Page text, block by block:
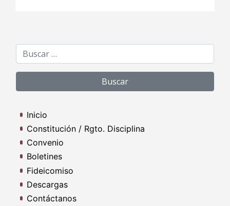
Buscar:
Inicio
Constitución / Rgto. Disciplina
Convenio
Boletines
Fideicomiso
Descargas
Contáctanos